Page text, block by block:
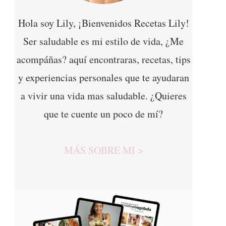
Hola soy Lily, ¡Bienvenidos Recetas Lily!
Ser saludable es mi estilo de vida, ¿Me
acompáñas? aquí encontraras, recetas, tips
y experiencias personales que te ayudaran
a vivir una vida mas saludable. ¿Quieres
que te cuente un poco de mí?
MÁS SOBRE MI >